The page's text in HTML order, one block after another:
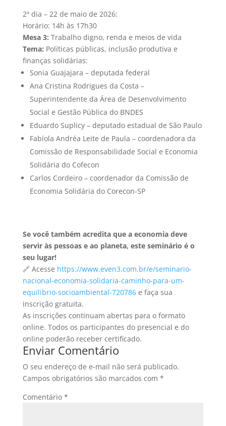
2º dia – 22 de maio de 2026:
Horário: 14h às 17h30
Mesa 3: Trabalho digno, renda e meios de vida
Tema: Políticas públicas, inclusão produtiva e
finanças solidárias:
Sonia Guajajara – deputada federal
Ana Cristina Rodrigues da Costa –
Superintendente da Área de Desenvolvimento
Social e Gestão Pública do BNDES
Eduardo Suplicy – deputado estadual de São Paulo
Fabíola Andréa Leite de Paula – coordenadora da
Comissão de Responsabilidade Social e Economia
Solidária do Cofecon
Carlos Cordeiro – coordenador da Comissão de
Economia Solidária do Corecon-SP
Se você também acredita que a economia deve
servir às pessoas e ao planeta, este seminário é o
seu lugar!
🔗 Acesse https://www.even3.com.br/e/seminario-
nacional-economia-solidaria-caminho-para-um-
equilibrio-socioambiental-720786e faça sua
inscrição gratuita.
As inscrições continuam abertas para o formato
online. Todos os participantes do presencial e do
online poderão receber certificado.
Enviar Comentário
O seu endereço de e-mail não será publicado.
Campos obrigatórios são marcados com *
Comentário *